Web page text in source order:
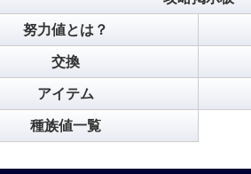
努力値とは？
交換
アイテム
種族値一覧